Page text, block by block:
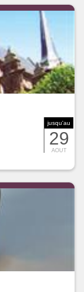
jusqu'au
29
AOUT